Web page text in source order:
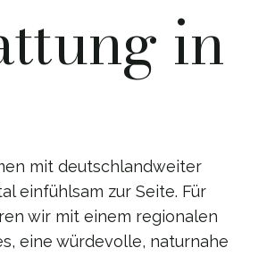
in
mit deutschlandweiter
einfühlsam zur Seite. Für
wir mit einem regionalen
eine würdevolle, naturnahe